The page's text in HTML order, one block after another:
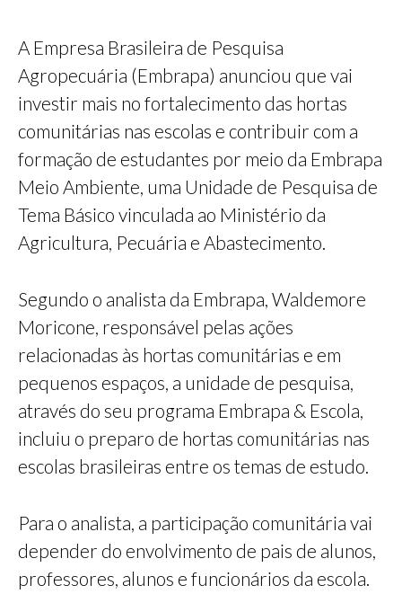
A Empresa Brasileira de Pesquisa
Agropecuária (Embrapa) anunciou que vai
investir mais no fortalecimento das hortas
comunitárias nas escolas e contribuir com a
formação de estudantes por meio da Embrapa
Meio Ambiente, uma Unidade de Pesquisa de
Tema Básico vinculada ao Ministério da
Agricultura, Pecuária e Abastecimento.
Segundo o analista da Embrapa, Waldemore
Moricone, responsável pelas ações
relacionadas às hortas comunitárias e em
pequenos espaços, a unidade de pesquisa,
através do seu programa Embrapa & Escola,
incluiu o preparo de hortas comunitárias nas
escolas brasileiras entre os temas de estudo.
Para o analista, a participação comunitária vai
depender do envolvimento de pais de alunos,
professores, alunos e funcionários da escola.